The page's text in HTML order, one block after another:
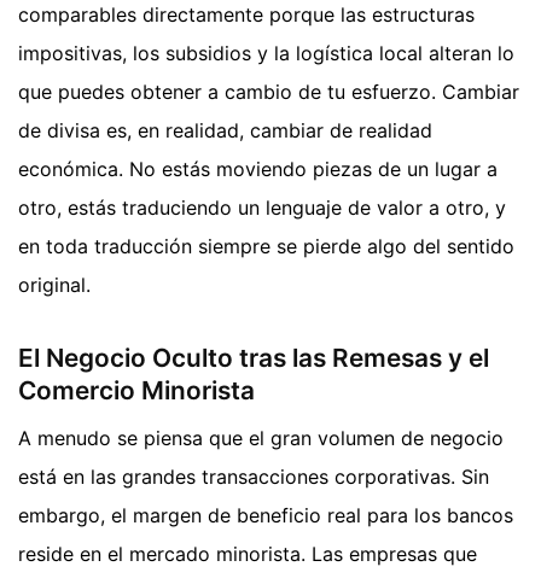
comparables directamente porque las estructuras
impositivas, los subsidios y la logística local alteran lo
que puedes obtener a cambio de tu esfuerzo. Cambiar
de divisa es, en realidad, cambiar de realidad
económica. No estás moviendo piezas de un lugar a
otro, estás traduciendo un lenguaje de valor a otro, y
en toda traducción siempre se pierde algo del sentido
original.
El Negocio Oculto tras las Remesas y el
Comercio Minorista
A menudo se piensa que el gran volumen de negocio
está en las grandes transacciones corporativas. Sin
embargo, el margen de beneficio real para los bancos
reside en el mercado minorista. Las empresas que